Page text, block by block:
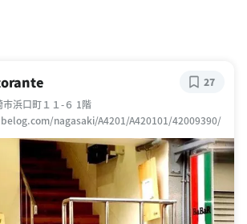
市浜口町１１-６ 1階
nagasaki/A4201/A420101/42009390/
27